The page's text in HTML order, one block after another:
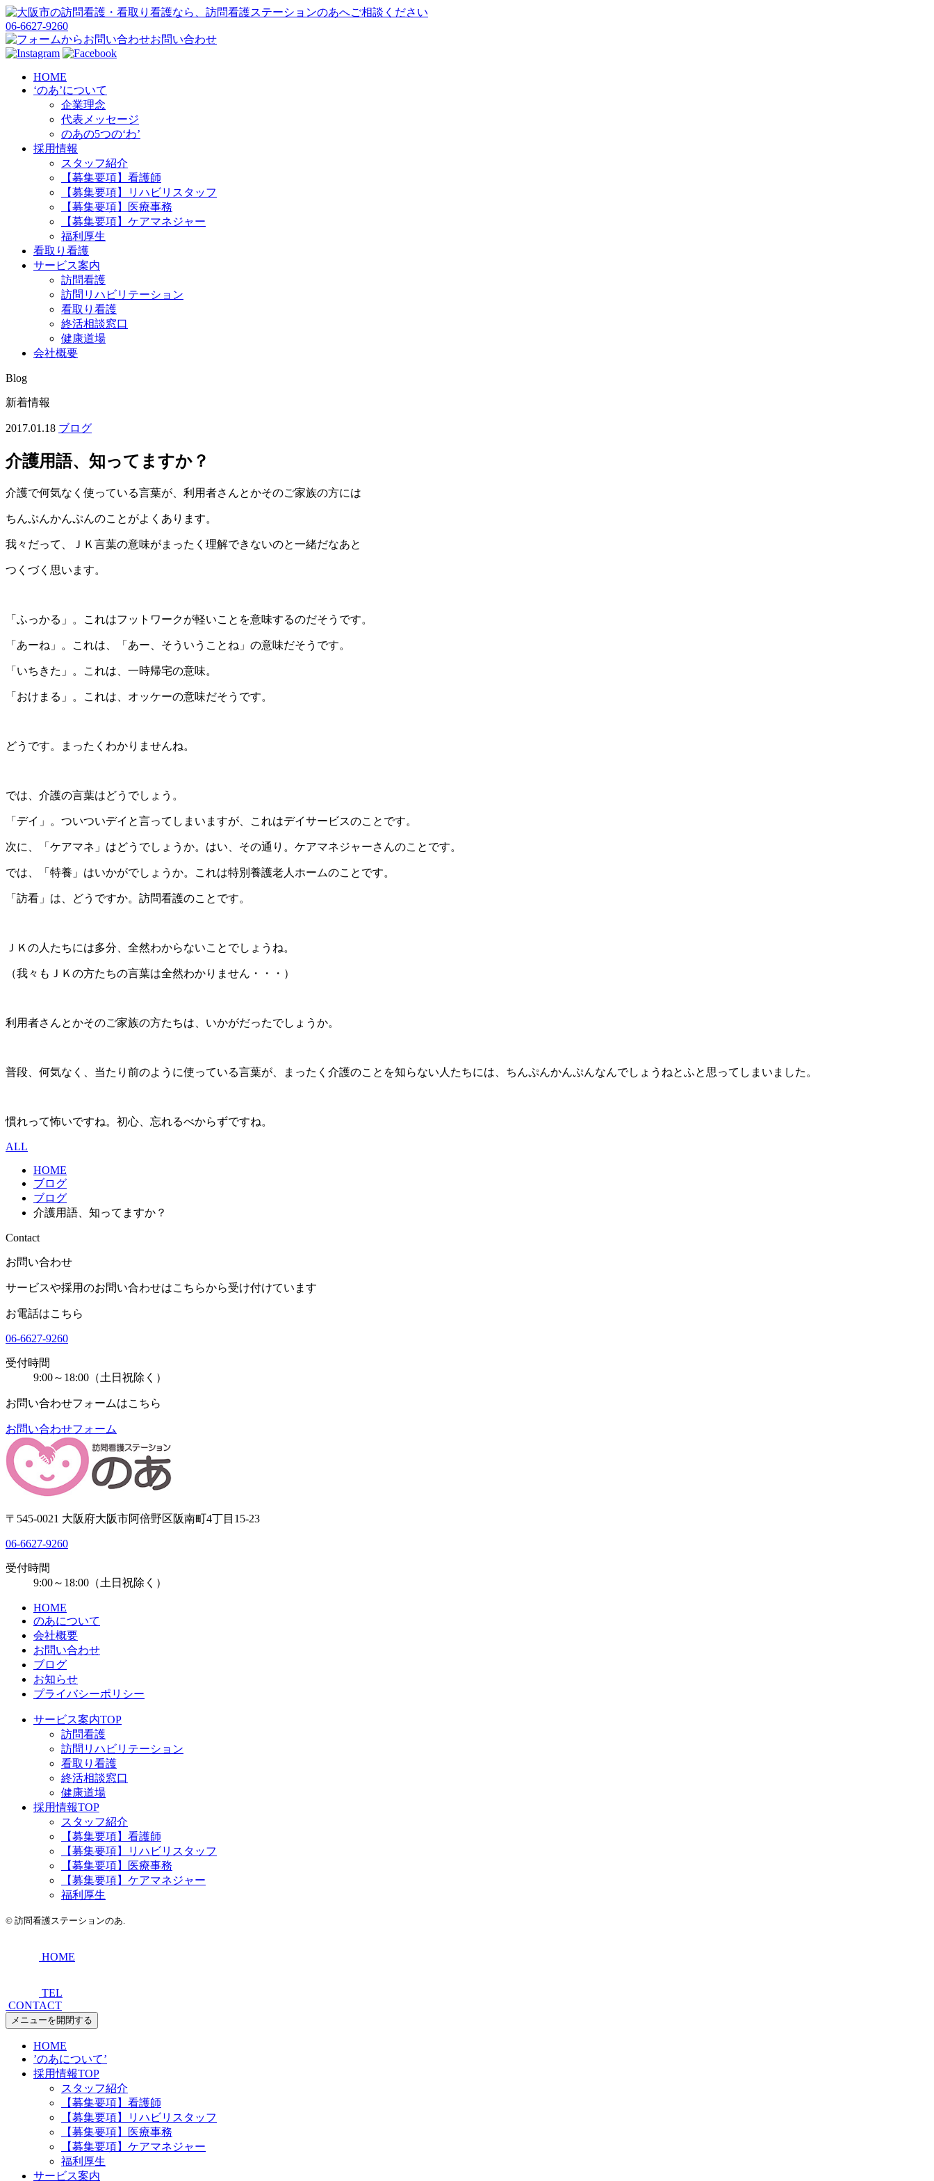
06-6627-9260
お問い合わせ
HOME
‘のあ’について
企業理念
代表メッセージ
のあの5つの‘わ’
採用情報
スタッフ紹介
【募集要項】看護師
【募集要項】リハビリスタッフ
【募集要項】医療事務
【募集要項】ケアマネジャー
福利厚生
看取り看護
サービス案内
訪問看護
訪問リハビリテーション
看取り看護
終活相談窓口
健康道場
会社概要
Blog
新着情報
2017.01.18 ブログ
介護用語、知ってますか？
介護で何気なく使っている言葉が、利用者さんとかそのご家族の方には
ちんぷんかんぷんのことがよくあります。
我々だって、ＪＫ言葉の意味がまったく理解できないのと一緒だなあと
つくづく思います。
「ふっかる」。これはフットワークが軽いことを意味するのだそうです。
「あーね」。これは、「あー、そういうことね」の意味だそうです。
「いちきた」。これは、一時帰宅の意味。
「おけまる」。これは、オッケーの意味だそうです。
どうです。まったくわかりませんね。
では、介護の言葉はどうでしょう。
「デイ」。ついついデイと言ってしまいますが、これはデイサービスのことです。
次に、「ケアマネ」はどうでしょうか。はい、その通り。ケアマネジャーさんのことです。
では、「特養」はいかがでしょうか。これは特別養護老人ホームのことです。
「訪看」は、どうですか。訪問看護のことです。
ＪＫの人たちには多分、全然わからないことでしょうね。
（我々もＪＫの方たちの言葉は全然わかりません・・・）
利用者さんとかそのご家族の方たちは、いかがだったでしょうか。
普段、何気なく、当たり前のように使っている言葉が、まったく介護のことを知らない人たちには、ちんぷんかんぷんなんでしょうねとふと思ってしまいました。
慣れって怖いですね。初心、忘れるべからずですね。
ALL
HOME
ブログ
ブログ
介護用語、知ってますか？
Contact
お問い合わせ
サービスや採用のお問い合わせはこちらから受け付けています
お電話はこちら
06-6627-9260
受付時間
9:00～18:00（土日祝除く）
お問い合わせフォームはこちら
お問い合わせフォーム
〒545-0021 大阪府大阪市阿倍野区阪南町4丁目15-23
06-6627-9260
受付時間
9:00～18:00（土日祝除く）
HOME
のあについて
会社概要
お問い合わせ
ブログ
お知らせ
プライバシーポリシー
サービス案内TOP
訪問看護
訪問リハビリテーション
看取り看護
終活相談窓口
健康道場
採用情報TOP
スタッフ紹介
【募集要項】看護師
【募集要項】リハビリスタッフ
【募集要項】医療事務
【募集要項】ケアマネジャー
福利厚生
© 訪問看護ステーションのあ.
HOME
TEL
CONTACT
メニューを開閉する
HOME
’のあについて’
採用情報TOP
スタッフ紹介
【募集要項】看護師
【募集要項】リハビリスタッフ
【募集要項】医療事務
【募集要項】ケアマネジャー
福利厚生
サービス案内